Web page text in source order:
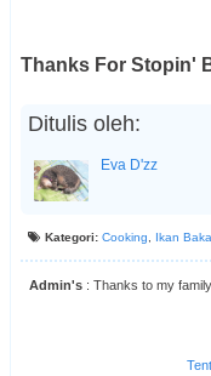
Thanks For Stopin'
Ditulis oleh:
Eva D'zz
Kategori: Cooking Ikan
Admin's : Thanks to my